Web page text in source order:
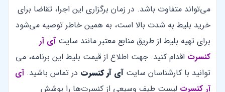
می‌تواند متفاوت باشد. در زمان برگزاری این اجرا، تقاضا برای
خرید بلیط به شدت بالا است، به همین خاطر توصیه می‌شود
برای تهیه بلیط از طریق منابع معتبر مانند سایتآی آر
کنسرت اقدام کنید. جهت اطلاع از قیمت بلیط این برنامه، می
توانید با کارشناسان سایت آی آر کنسرت در تماس باشید.آی
آر کنسرت لیست طیف وسیعی از کنسرت‌ها را پوشش